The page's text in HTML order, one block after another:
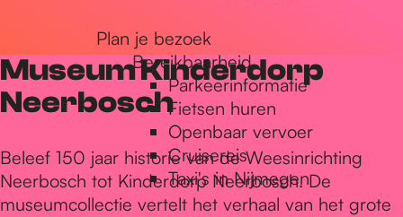
Plan je bezoek
Bereikbaarheid
Parkeerinformatie
Fietsen huren
Openbaar vervoer
Cruisereis
Taxi's in Nijmegen
Museum Kinderdorp
Neerbosch
Beleef 150 jaar historie van de Weesinrichting
Neerbosch tot Kinderdorp Neerbosch. De
museumcollectie vertelt het verhaal van het grote